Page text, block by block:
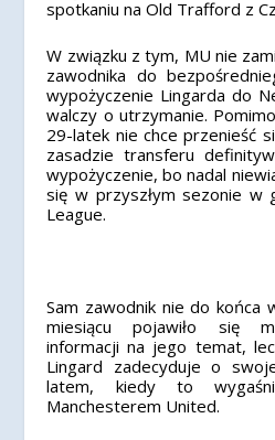
spotkaniu na Old Trafford z
W związku z tym, MU nie
zawodnika do
wypożyczenie Lingarda do
walczy o utrzymanie.
29-latek nie chce przenieść
zasadzie transferu
wypożyczenie, bo nadal
się w przyszłym sezonie w
League.
Sam zawodnik nie do końca
miesiącu pojawiło się
informacji na jego temat,
Lingard zadecyduje o
latem, kiedy to
Manchesterem United.